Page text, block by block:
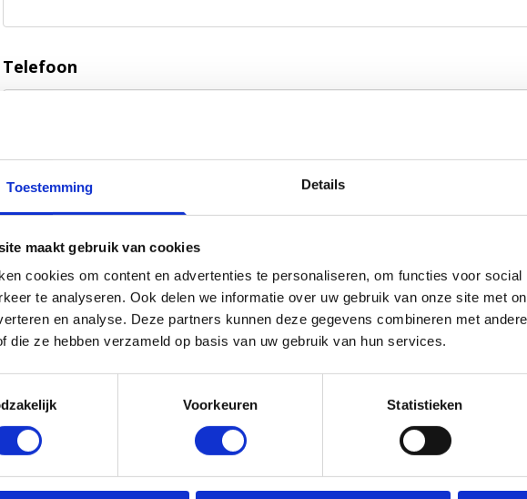
Toestemming Details
maakt gebruik van cookies
cookies om content en advertenties te personaliseren, om functies voor
te analyseren. Ook delen we informatie over uw gebruik van onze site met
en analyse. Deze partners kunnen deze gegevens combineren met
die ze hebben verzameld op basis van uw gebruik van hun services.
Voorkeuren Statistieken
Telefoon
Feedback*